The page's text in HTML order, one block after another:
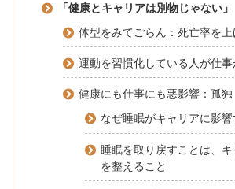
「健康とキャリアは別物じゃない」
体型をみてごらん：死亡率を
運動を習慣化している人が仕
健康にも仕事にも悪影響：孤独
なぜ睡眠がキャリアに影響
睡眠を取り戻すことは、
を整えること